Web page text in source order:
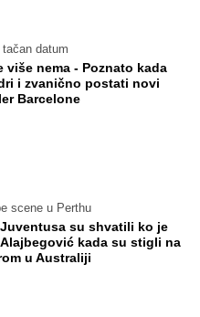
datum
više nema - Poznato kada
i zvanično postati novi
Barcelone
scene u Perthu
su shvatili ko je
Alajbegović kada su stigli na
u Australiji